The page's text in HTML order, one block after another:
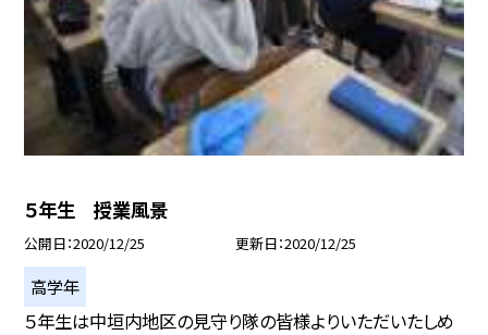
５年生 授業風景
公開日 2020/12/25 更新日 2020/12/25
高学年
５年生は中垣内地区の見守り隊の皆様よりいただいたしめ